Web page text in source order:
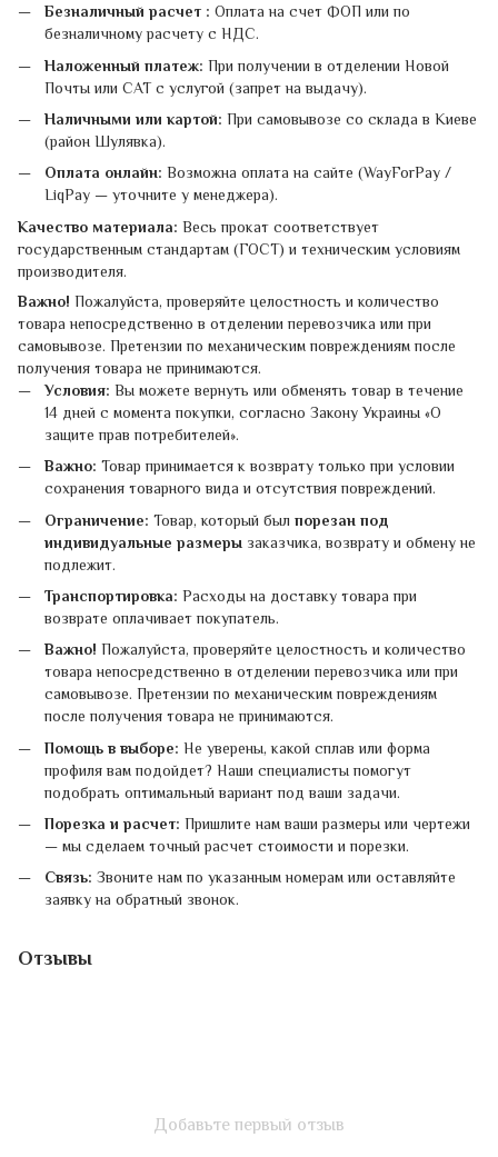
Безналичный расчет : Оплата на счет ФОП или по
безналичному расчету с НДС.
Наложенный платеж: При получении в отделении Новой
Почты или САТ с услугой (запрет на выдачу).
Наличными или картой: При самовывозе со склада в Киеве
(район Шулявка).
Оплата онлайн: Возможна оплата на сайте (WayForPay /
LiqPay — уточните у менеджера).
Качество материала: Весь прокат соответствует
государственным стандартам (ГОСТ) и техническим условиям
производителя.
Важно! Пожалуйста, проверяйте целостность и количество
товара непосредственно в отделении перевозчика или при
самовывозе. Претензии по механическим повреждениям после
получения товара не принимаются.
Условия: Вы можете вернуть или обменять товар в течение
14 дней с момента покупки, согласно Закону Украины «О
защите прав потребителей».
Важно: Товар принимается к возврату только при условии
сохранения товарного вида и отсутствия повреждений.
Ограничение: Товар, который был порезан под
индивидуальные размеры заказчика, возврату и обмену не
подлежит.
Транспортировка: Расходы на доставку товара при
возврате оплачивает покупатель.
Важно! Пожалуйста, проверяйте целостность и количество
товара непосредственно в отделении перевозчика или при
самовывозе. Претензии по механическим повреждениям
после получения товара не принимаются.
Помощь в выборе: Не уверены, какой сплав или форма
профиля вам подойдет? Наши специалисты помогут
подобрать оптимальный вариант под ваши задачи.
Порезка и расчет: Пришлите нам ваши размеры или чертежи
— мы сделаем точный расчет стоимости и порезки.
Связь: Звоните нам по указанным номерам или оставляйте
заявку на обратный звонок.
Отзывы
Добавьте первый отзыв